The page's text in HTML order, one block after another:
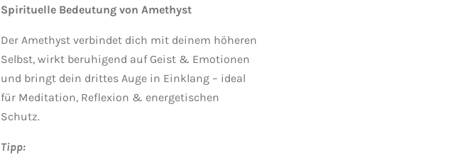
Spirituelle Bedeutung von Amethyst
Der Amethyst verbindet dich mit deinem höheren
Selbst, wirkt beruhigend auf Geist & Emotionen
und bringt dein drittes Auge in Einklang – ideal
für Meditation, Reflexion & energetischen
Schutz.
Tipp: